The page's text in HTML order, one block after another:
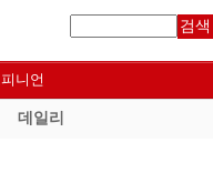
검색
니언
데일리